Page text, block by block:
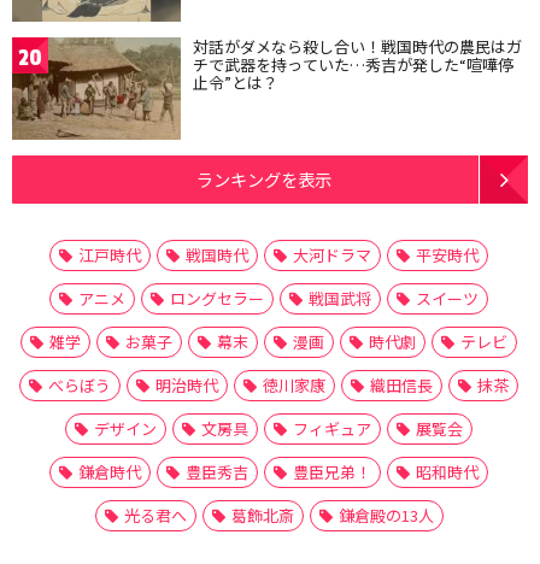
20 対話がダメなら殺し合い！戦国時代の農民はガ
チで武器を持っていた…秀吉が発した“喧嘩停
止令”とは？
ランキングを表示
江戸時代 戦国時代 大河ドラマ
平安時代
アニメ
ロングセラー 戦国武将
スイーツ
雑学
お菓子 幕末 漫画 時代劇
テレビ
べらぼう
明治時代 徳川家康 織田信長
抹茶
デザイン
文房具 フィギュア
展覧会
鎌倉時代
豊臣秀吉 豊臣兄弟！
昭和時代
光る君へ
葛飾北斎 鎌倉殿の13人